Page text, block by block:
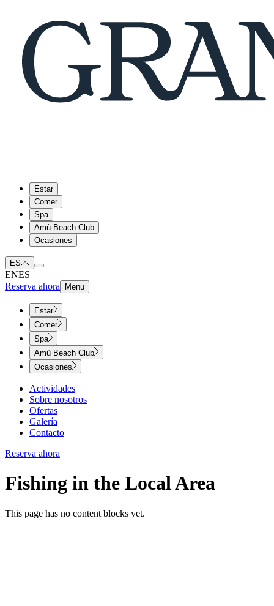
Estar
Comer
Spa
Amù Beach Club
Ocasiones
ES
ENES
Reserva ahora
Menu
Estar
Comer
Spa
Amù Beach Club
Ocasiones
Actividades
Sobre nosotros
Ofertas
Galería
Contacto
Reserva ahora
Fishing in the Local Area​​​​‌ ‍ ​‍​‍‌‍ ‌ ​‍‌‍‍‌‌‍‌ ‌‍‍‌‌‍ ‍​‍​‍​ ‍‍​‍​‍‌ ​ ‌‍​‌‌‍ ‍‌‍‍‌‌ ‌​‌ ‍‌​‍ ‍‌‍‍‌‌‍ ​‍​‍​‍ ​​‍​‍‌‍‍​‌ ​‍‌‍‌‌‌‍‌‍​‍​‍​ ‍‍​‍​‍‌‍‍​‌ ‌​‌ ‌​‌ ​​‌ ​ ​ ‍‍​‍ ​‍ ‌‍ ​​‍ ‌‌‍​‌‌‍ ‍‌‍‌​​‍ ‌‌ ​‍​‍ ‌‌‍‍​‌‍ ‌ ‌​‌‍‌‌‌‍ ​‌ ​ ​‍ ‌‌ ​ ‌ ‌​‌ ‌‌‌‍‌​‌‍‍‌‌‍ ​‍ ‍‌ ‌‍‌‍‌‌‌ ​‍‌‍​ ‌‍‌‌‌‍ ​​‍ ‍‌‍​‌‌ ​​‌ ​​​‍ ‌‍‍‌‌‍ ‍‌ ‌​‌‍‌‌‌‍ ‍‌ ‌​​‍ ‌‍‌‌‌‍‌​‌‍‍‌‌ ‌​​‍ ‌‍ ‌‌‍ ‌‍‌​‌‍‌‌​ ‌‌ ​​‌ ​‍‌‍‌‌‌ ​ ‌‍‌‌‌‍ ‍‌ ‌​‌‍​‌‌ ‌​‌‍‍‌‌‍ ‌‍ ‍​ ‍ ‌‍‍‌‌‍‌​​ ‌‌‍​ ‌‍​‍‌‍‌​​ ‌​​ ​‌​ ​​​ ‌​​ ‍‌​‍ ‌‌‍‌‌‌‍​ ‌‍​‌‌‍‌​​‍ ‌​ ‌​​ ‌ ​ ‍​​ ‌ ​‍ ‌‌‍​‌​ ​‍​ ​​​ ​ ​‍ ‌‌‍​‍​ ‍​‌‍​ ​ ​ ​ ‌ ​ ‌ ‌‍‌‍‌‍​ ‌‍‌​​ ‌ ‌‍​ ​ ‌‌​ ‍ ‌ ‌​‌ ‍‌‌ ​​‌‍‌‌​ ‌‌‍‍​‌‍ ‌ ‌​‌‍‌‌‌‍ ​‌‌​ ‌‍‍‌‌ ‌​‌‍‌‌‌‌​​‌‍​‌‌‍‌ ‌‍‌‌​ ‍ ‌ ​​‌‍​‌‌ ‌​‌‍‍​​ ‌‌ ‌​‌‍‍‌‌ ‌​‌‍ ​‌‍‌‌​ ‌‍​‍‌‍​‌‌ ​ ‌‍‌‌‌‌‌‌‌ ​‍‌‍ ​​ ‌‌‍‍​‌ ‌​‌ ‌​‌ ​​‌ ​ ​‍‌‌​ ​ ‌​​‌​‍‌‌​ ​‍‌​‌‍​‍‌‌​ ​‍‌​‌‍‌‍ ​​‍ ‌‌‍​‌‌‍ ‍‌‍‌​​‍ ‌‌ ​‍​‍ ‌‌‍‍​‌‍ ‌ ‌​‌‍‌‌‌‍ ​‌ ​ ​‍ ‌‌ ​ ‌ ‌​‌ ‌‌‌‍‌​‌‍‍‌‌‍ ​‍ ‍‌ ‌‍‌‍‌‌‌ ​‍‌‍​ ‌‍‌‌‌‍ ​​‍ ‍‌‍​‌‌ ​​‌ ​​​‍‌‍‌‍‍‌‌‍‌​​ ‌‌‍​ ‌‍​‍‌‍‌​​ ‌​​ ​‌​ ​​​ ‌​​ ‍‌​‍ ‌‌‍‌‌‌‍​ ‌‍​‌‌‍‌​​‍ ‌​ ‌​​ ‌ ​ ‍​​ ‌ ​‍ ‌‌‍​‌​ ​‍​ ​​​ ​ ​‍ ‌‌‍​‍​ ‍​‌‍​ ​ ​ ​ ‌ ​ ‌ ‌‍‌‍‌‍​ ‌‍‌​​ ‌ ‌‍​ ​ ‌‌​‍‌‍‌ ‌​‌ ‍‌‌ ​​‌‍‌‌​ ‌‌‍‍​‌‍ ‌ ‌​‌‍‌‌‌‍ ​‌‌​ ‌‍‍‌‌ ‌​‌‍‌‌‌‌​​‌‍​‌‌‍‌ ‌‍‌‌​‍‌‍‌ ​​‌‍​‌‌ ‌​‌‍‍​​ ‌‌ ‌​‌‍‍‌‌ ‌​‌‍ ​‌‍‌‌​‍‌‍‌ ​​‌‍‌‌‌ ​‍‌ ​ ‌ ​​‌‍‌‌‌‍​ ‌ ‌​‌‍‍‌‌ ‌‍‌‍‌‌​ ‌‌ ​​‌ ‌‌‌‍​‍‌‍ ​‌‍‍‌‌ ​ ‌‍‍​‌‍‌‌‌‍‌​​‍​‍‌ ‌
This page has no content blocks yet.